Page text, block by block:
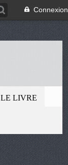
Connexion
LE LIVRE